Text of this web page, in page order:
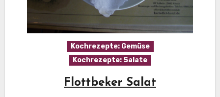
Kochrezepte: Gemüse
Kochrezepte: Salate
Flottbeker Salat